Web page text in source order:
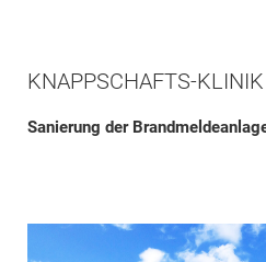
KNAPPSCHAFTS-
Sanierung der